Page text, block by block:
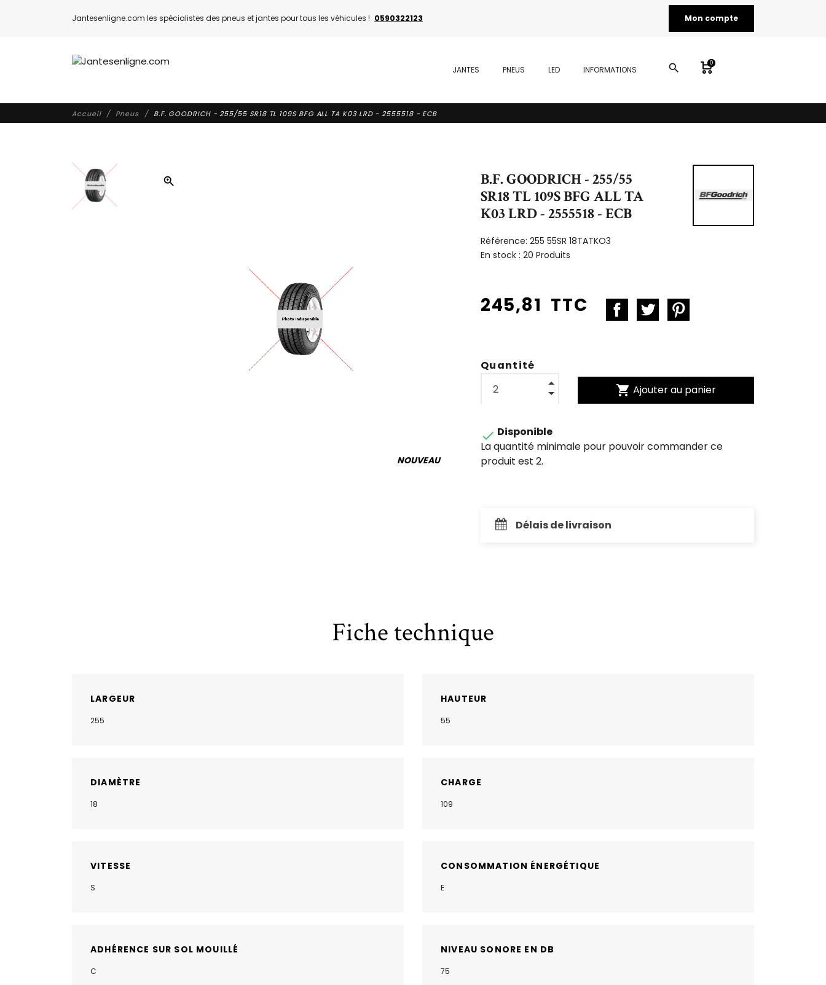
Jantesenligne.com les spécialistes des pneus et jantes pour tous les véhicules ! 0590322123 Mon compte
JANTES PNEUS LED INFORMATIONS search 0
Accueil Pneus B.F. GOODRICH - 255/55 SR18 TL 109S BFG ALL TA K03 LRD - 2555518 - ECB
zoom_in
NOUVEAU
B.F. GOODRICH - 255/55
SR18 TL 109S BFG ALL TA
K03 LRD - 2555518 - ECB
Référence: 255 55SR 18TATKO3
En stock : 20 Produits
245,81 TTC
Quantité
shopping_cart Ajouter au panier
 Disponible
La quantité minimale pour pouvoir commander ce
produit est 2.
Délais de livraison
Fiche technique
LARGEUR
255
HAUTEUR
55
DIAMÈTRE
18
CHARGE
109
VITESSE
S
CONSOMMATION ÉNERGÉTIQUE
E
ADHÉRENCE SUR SOL MOUILLÉ
C
NIVEAU SONORE EN DB
75